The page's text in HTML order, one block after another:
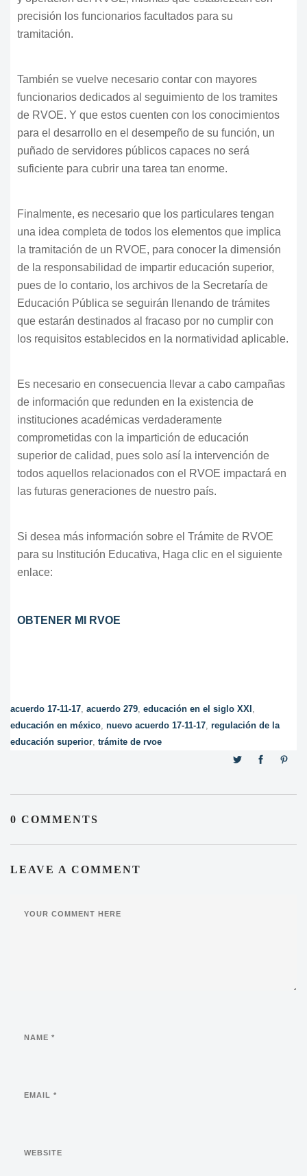
precisión los funcionarios facultados para su
tramitación.
También se vuelve necesario contar con mayores
funcionarios dedicados al seguimiento de los tramites
de RVOE. Y que estos cuenten con los conocimientos
para el desarrollo en el desempeño de su función, un
puñado de servidores públicos capaces no será
suficiente para cubrir una tarea tan enorme.
Finalmente, es necesario que los particulares tengan
una idea completa de todos los elementos que implica
la tramitación de un RVOE, para conocer la dimensión
de la responsabilidad de impartir educación superior,
pues de lo contario, los archivos de la Secretaría de
Educación Pública se seguirán llenando de trámites
que estarán destinados al fracaso por no cumplir con
los requisitos establecidos en la normatividad aplicable.
Es necesario en consecuencia llevar a cabo campañas
de información que redunden en la existencia de
instituciones académicas verdaderamente
comprometidas con la impartición de educación
superior de calidad, pues solo así la intervención de
todos aquellos relacionados con el RVOE impactará en
las futuras generaciones de nuestro país.
Si desea más información sobre el Trámite de RVOE
para su Institución Educativa, Haga clic en el siguiente
enlace:
OBTENER MI RVOE
acuerdo 17-11-17, acuerdo 279, educación en el siglo XXI ,
educación en méxico, nuevo acuerdo 17-11-17, regulación de la
educación superior, trámite de rvoe
0 COMMENTS
LEAVE A COMMENT